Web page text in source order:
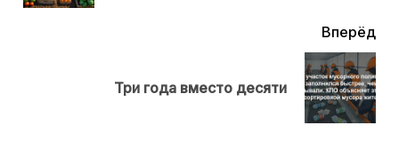
Вперёд
Три года вместо десяти